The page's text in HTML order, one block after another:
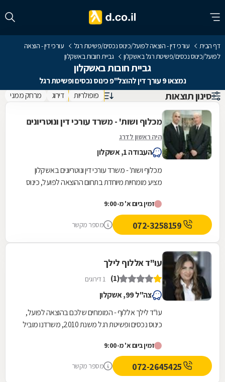
דף הבית עורכי דין - הוצאה לפועל/כינוס נכסים/פשיטת רגל
עורכי דין - הוצאה
לפועל/כינוס נכסים/פשיטת רגל באשקלון
גביית חובות באשקלון
גביית חובות באשקלון
נמצאו 9 עורך דין להוצל"פ כינוס נכסים ופשיטת רגל
סינון תוצאות פופולריות דירוג מרחק ממני
מכלוף ושות' - משרד עורכי דין ונוטריונים
היה ראשון לדרג
העבודה 1, אשקלון
מכלוף ושות' - משרד עורכי דין ונוטריונים באשקלון
מציע מומחיות מיוחדת בתחום ההוצאה לפועל, כינוס
למגזר...
זמין ביום א' מ-9:00
מספר מקשר
עו"ד אללוף לילך
(1) 1 דירוגים
צה"ל 99, אשקלון
עו"ד לילך אללוף - המומחים שלכם בהוצאה לפועל,
כינוס נכסים ופשיטת רגל משנת 2010, משרדנו מוביל
זמין ביום א' מ-9:00
מספר מקשר